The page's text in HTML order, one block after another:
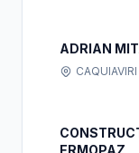
ADRIAN
CAQUIAVIRI
ERMOPAZ